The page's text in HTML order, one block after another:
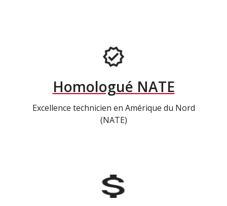
Homologué NATE
Excellence technicien en Amérique du Nord
(NATE)